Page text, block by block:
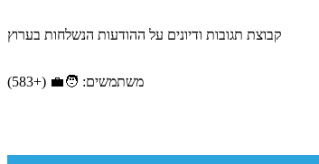
קבוצת תגובות ודיונים על ההודעות הנשלחות בערוץ
משתמשים: 🧑‍💼 (+583)